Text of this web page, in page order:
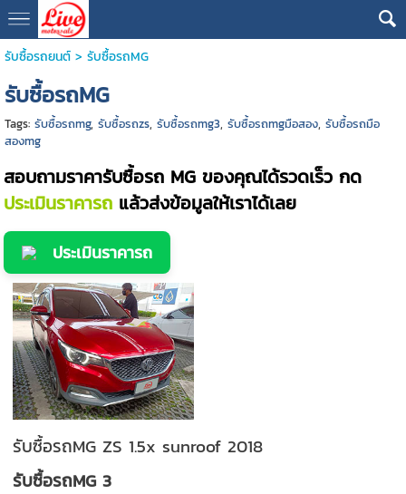
รับซื้อรถยนต์> รับซื้อรถMG
รับซื้อรถMG
Tags: รับซื้อรถmg, รับซื้อรถzs, รับซื้อรถmg3, รับซื้อรถmgมือสอง, รับซื้อรถมือ
สองmg
สอบถามราคารับซื้อรถ MG ของคุณได้รวดเร็ว กด
ประเมินราคารถ แล้วส่งข้อมูลให้เราได้เลย
ประเมินราคารถ
รับซื้อรถMG ZS 1.5x sunroof 2018
รับซื้อรถMG 3